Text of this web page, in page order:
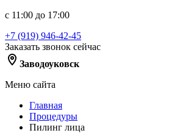
с 11:00 до 17:00
+7 (919) 946-42-45
Заказать звонок сейчас
Заводоуковск
Меню сайта
Главная
Процедуры
Пилинг лица